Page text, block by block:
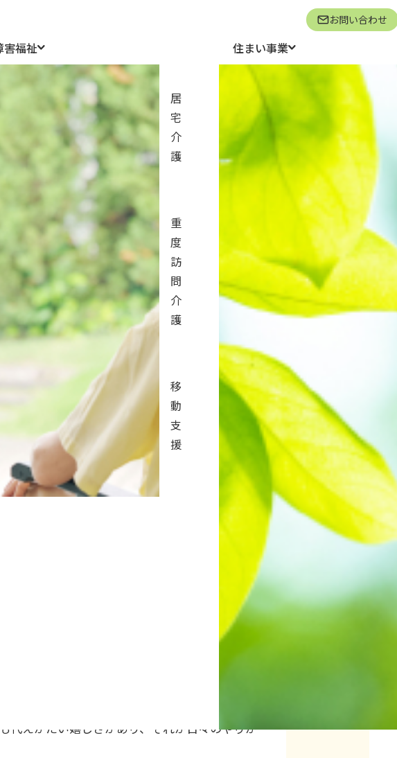
お問い合わせ
害福祉
居
宅
介
護
重
度
訪
問
介
護
移
動
支
援
住まい事業
活かして、
なる毎日です
| 2023年入社
井荻 介護職員
めて「これからの人生をどう生きるか」を真
になるように」との思いから、区の事業を通し
ホームヘルパーとしての一歩を踏み出しまし
代えがたい嬉しさがあり、それが日々のやりが